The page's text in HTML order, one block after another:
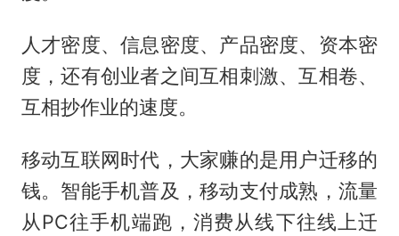
人才密度、信息密度、产品密度、资本密
度，还有创业者之间互相刺激、互相卷、
互相抄作业的速度。
移动互联网时代，大家赚的是用户迁移的
钱。智能手机普及，移动支付成熟，流量
从PC往手机端跑，消费从线下往线上迁